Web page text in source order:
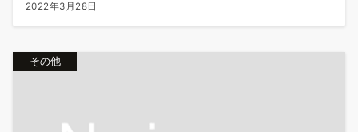
2022年3月28日
その他